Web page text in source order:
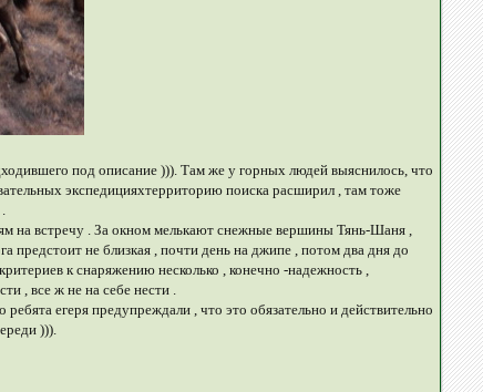
под описание ))). Там же у горных людей выяснилось, что
экспедицияхтерриторию поиска расширил , там тоже
на встречу . За окном мелькают снежные вершины Тянь-Шаня ,
предстоит не близкая , почти день на джипе , потом два дня до
к снаряжению несколько , конечно -надежность ,
, все ж не на себе нести .
егеря предупреждали , что это обязательно и действительно
))).